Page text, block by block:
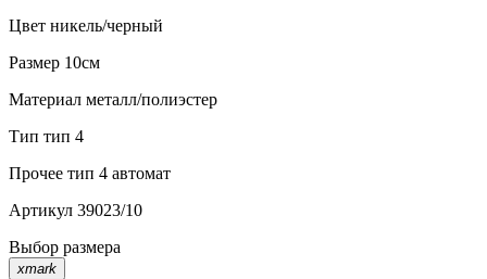
Цвет никель/черный
Размер 10см
Материал металл/полиэстер
Тип тип 4
Прочее тип 4 автомат
Артикул 39023/10
Выбор размера
xmark